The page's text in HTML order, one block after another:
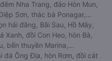
Nha Trang, đảo Hòn Mun,
Sơn, thác bà Ponagar,...
hải đăng, Bãi Sau, Hồ Mây,
Xanh, đồi Con Heo, hòn Bà,
bến thuyền Marina,...
đá Ông Địa, hòn Rơm, đồi cát